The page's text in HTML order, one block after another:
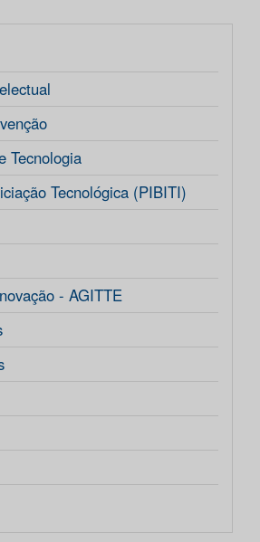
Tecnologia
Tecnológica (PIBITI)
- AGITTE